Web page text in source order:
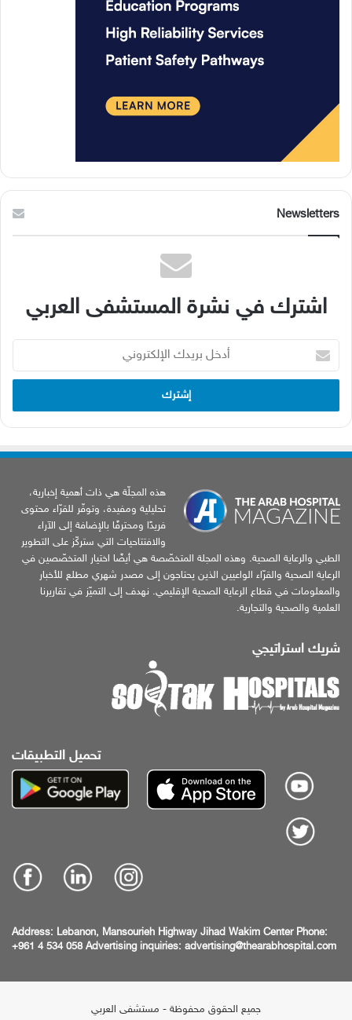
Newsletters
اشترك في نشرة المستشفى العربي
بريدك
الإلكتروني
هذه المجلّة هي ذات أهمية إخبارية،
تحليلية ومفيدة، وتوفّر للقرّاء محتوى
فريدًا ومحترفًا بالإضافة إلى الآراء
والافتتاحيات التي ستركّز على التطوير
الطبي والرعاية الصحية. وهذه المجلة المتخصّصة هي أيضًا اختيار المتخصّصين في
الرعاية الصحية والقرّاء الواعيين الذين يحتاجون إلى مصدر شهري مطلع للأخبار
والمعلومات في قطاع الرعاية الصحية الإقليمي. نهدف إلى التميّز في تقاريرنا
العلمية والصحية والتجارية.
شريك استراتيجي
تحميل التطبيقات
Address: Lebanon, Mansourieh Highway Jihad Wakim Center Phone:
+961 4 534 058 Advertising inquiries: advertising@thearabhospital.com
جميع الحقوق محفوظة - مستشفى العربي